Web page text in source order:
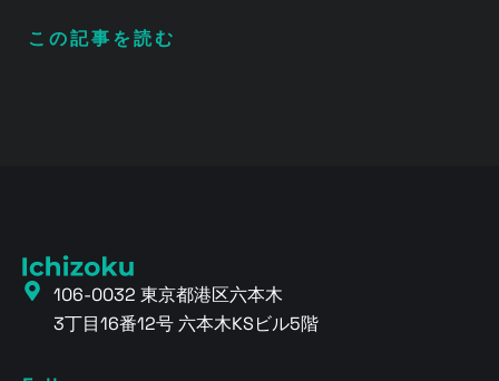
この記事を読む
106-0032 東京都港区六本木
3丁目16番12号 六本木KSビル5階